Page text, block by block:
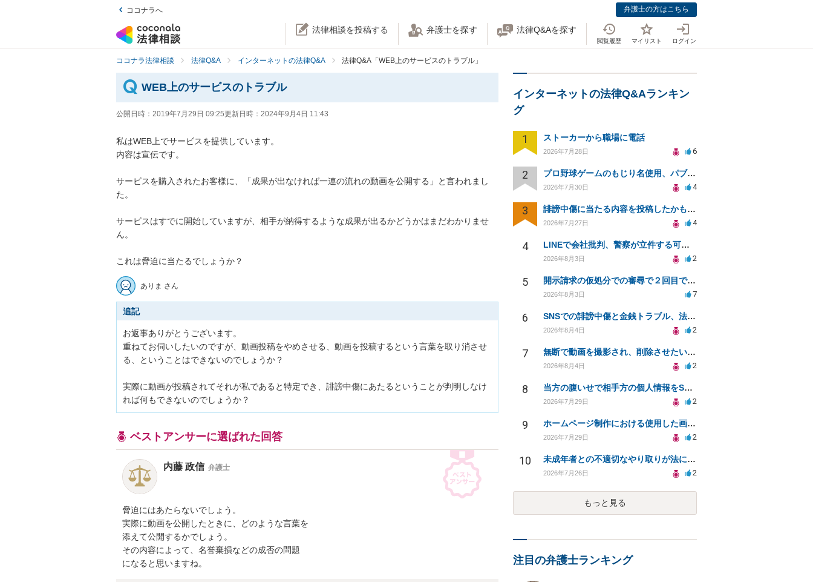
ココナラへ 弁護士の方はこちら
法律相談を投稿する 弁護士を探す 法律Q&Aを探す
閲覧履歴 マイリスト ログイン
ココナラ法律相談 法律Q&A インターネットの法律Q&A 法律Q&A「WEB上のサービスのトラブル」
WEB上のサービスのトラブル
公開日時： 2019年7月29日 09:25更新日時： 2024年9月4日 11:43
私はWEB上でサービスを提供しています。
内容は宣伝です。
サービスを購入されたお客様に、「成果が出なければ一連の流れの動画を公開する」と言われまし
た。
サービスはすでに開始していますが、相手が納得するような成果が出るかどうかはまだわかりませ
ん。
これは脅迫に当たるでしょうか？
ありま さん
追記
お返事ありがとうございます。
重ねてお伺いしたいのですが、動画投稿をやめさせる、動画を投稿するという言葉を取り消させ
る、ということはできないのでしょうか？
実際に動画が投稿されてそれが私であると特定でき、誹謗中傷にあたるということが判明しなけ
れば何もできないのでしょうか？
ベストアンサーに選ばれた回答
内藤 政信 弁護士
脅迫にはあたらないでしょう。
実際に動画を公開したときに、どのような言葉を
添えて公開するかでしょう。
その内容によって、名誉棄損などの成否の問題
になると思いますね。
インターネットの法律Q&Aランキン
グ
1 ストーカーから職場に電話
2026年7月28日 6
2 プロ野球ゲームのもじり名使用、パブリシティ権の影響は？
2026年7月30日 4
3 誹謗中傷に当たる内容を投稿したかもしれない。開示請求や民事刑事裁判に発展しうるのか教えて欲しい。
2026年7月27日 4
4 LINEで会社批判、警察が立件する可能性は？
2026年8月3日 2
5 開示請求の仮処分での審尋で２回目で終わらない場合どうしたらいいですか
2026年8月3日 7
6 SNSでの誹謗中傷と金銭トラブル、法的対応の相談
2026年8月4日 2
7 無断で動画を撮影され、削除させたいが連絡が返ってこない。
2026年8月4日 2
8 当方の腹いせで相手方の個人情報をSNSで晒してしまい名誉毀損させてしまったかもしれない
2026年7月29日 2
9 ホームページ制作における使用した画像や文章の著作権について
2026年7月29日 2
10 未成年者との不適切なやり取りが法に触れる可能性と対処法
2026年7月26日 2
もっと見る
注目の弁護士ランキング